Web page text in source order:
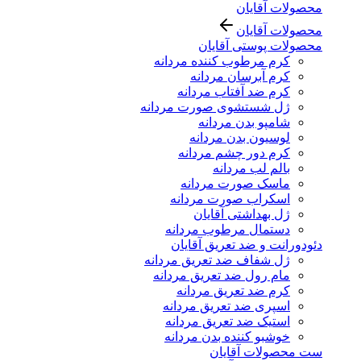
محصولات آقایان
محصولات آقایان
محصولات پوستی آقایان
کرم مرطوب کننده مردانه
کرم آبرسان مردانه
کرم ضد آفتاب مردانه
ژل شستشوی صورت مردانه
شامپو بدن مردانه
لوسیون بدن مردانه
کرم دور چشم مردانه
بالم لب مردانه
ماسک صورت مردانه
اسکراب صورت مردانه
ژل بهداشتی آقایان
دستمال مرطوب مردانه
دئودورانت و ضد تعریق آقایان
ژل شفاف ضد تعریق مردانه
مام رول ضد تعریق مردانه
کرم ضد تعریق مردانه
اسپری ضد تعریق مردانه
استیک ضد تعریق مردانه
خوشبو کننده بدن مردانه
ست محصولات آقایان